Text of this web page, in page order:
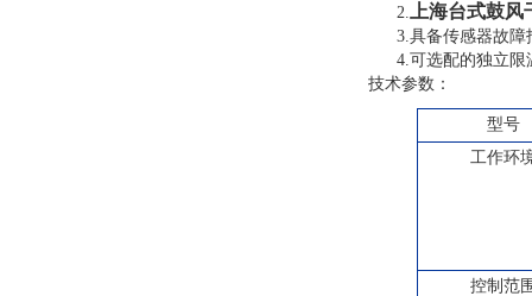
2. 上海台式鼓风
3.具备传感器故障
4.可选配的独立
技术参数：
型号
工作环
控制范